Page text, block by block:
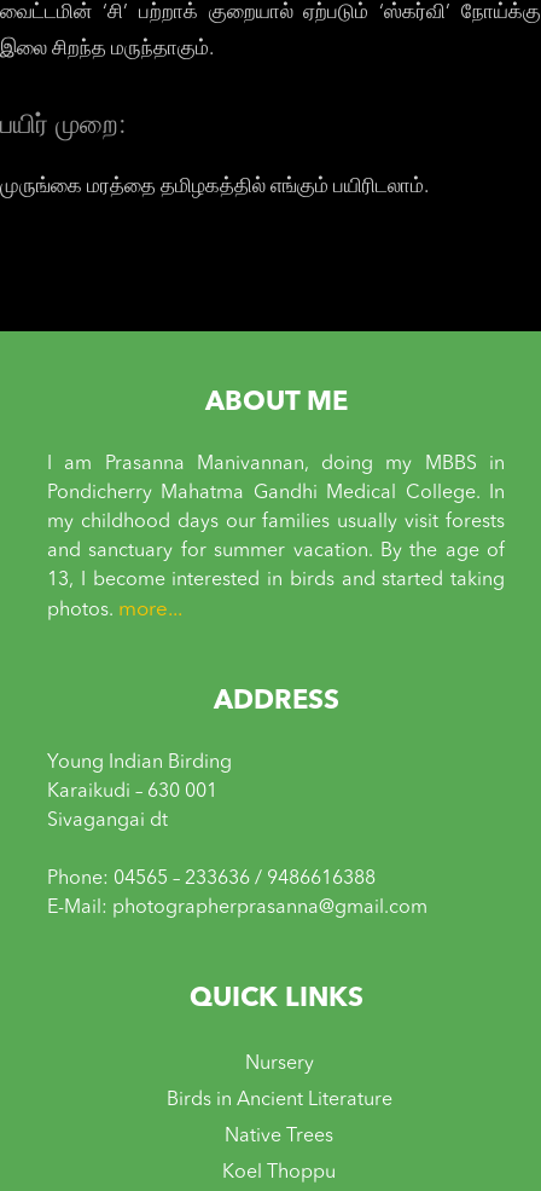
வைட்டமின் ‘சி’ பற்றாக் குறையால் ஏற்படும் ‘ஸ்கர்வி’ நோய்க்கு
இலை சிறந்த மருந்தாகும்.
பயிர் முறை:
முருங்கை மரத்தை தமிழகத்தில் எங்கும் பயிரிடலாம்.
ABOUT ME
I am Prasanna Manivannan, doing my MBBS in
Pondicherry Mahatma Gandhi Medical College. In
my childhood days our families usually visit forests
and sanctuary for summer vacation. By the age of
13, I become interested in birds and started taking
photos. more...
ADDRESS
Young Indian Birding
Karaikudi – 630 001
Sivagangai dt
Phone: 04565 – 233636 / 9486616388
E-Mail: photographerprasanna@gmail.com
QUICK LINKS
Nursery
Birds in Ancient Literature
Native Trees
Koel Thoppu